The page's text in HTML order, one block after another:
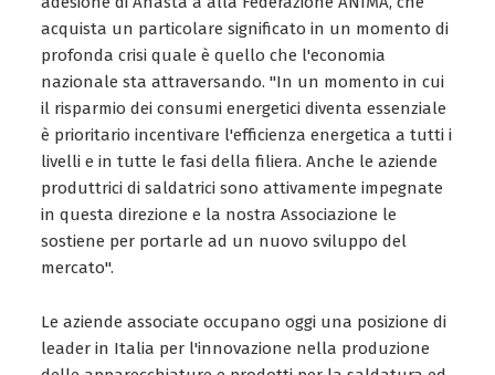
acquista un particolare significato in un momento di
profonda crisi quale è quello che l'economia
nazionale sta attraversando. "In un momento in cui
il risparmio dei consumi energetici diventa essenziale
è prioritario incentivare l'efficienza energetica a tutti i
livelli e in tutte le fasi della filiera. Anche le aziende
produttrici di saldatrici sono attivamente impegnate
in questa direzione e la nostra Associazione le
sostiene per portarle ad un nuovo sviluppo del
mercato".
Le aziende associate occupano oggi una posizione di
leader in Italia per l'innovazione nella produzione